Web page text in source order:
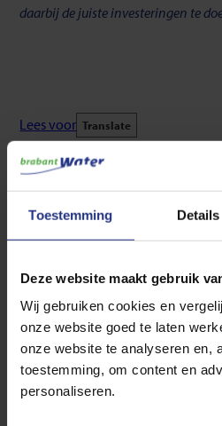
Toestemming Details
Deze website maakt gebruik
Wij gebruiken cookies en
onze website goed te laten
onze website te analyseren en,
toestemming, om content en
personaliseren.
daarbij de juiste investeringen te
Lees voor Translate
“Dankzij de
hebben we beter
waterstromen.”